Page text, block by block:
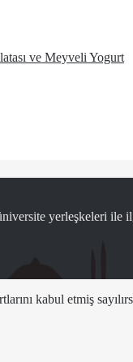
ve Meyveli Yogurt
yerleşkeleri ile
kabul etmiş